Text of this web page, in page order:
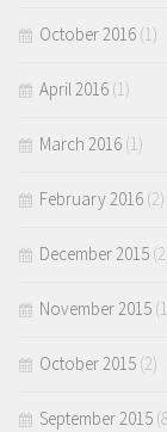
October 2016 (1)
April 2016 (1)
March 2016 (1)
February 2016 (2)
December 2015
November 2015
October 2015 (2)
September 2015